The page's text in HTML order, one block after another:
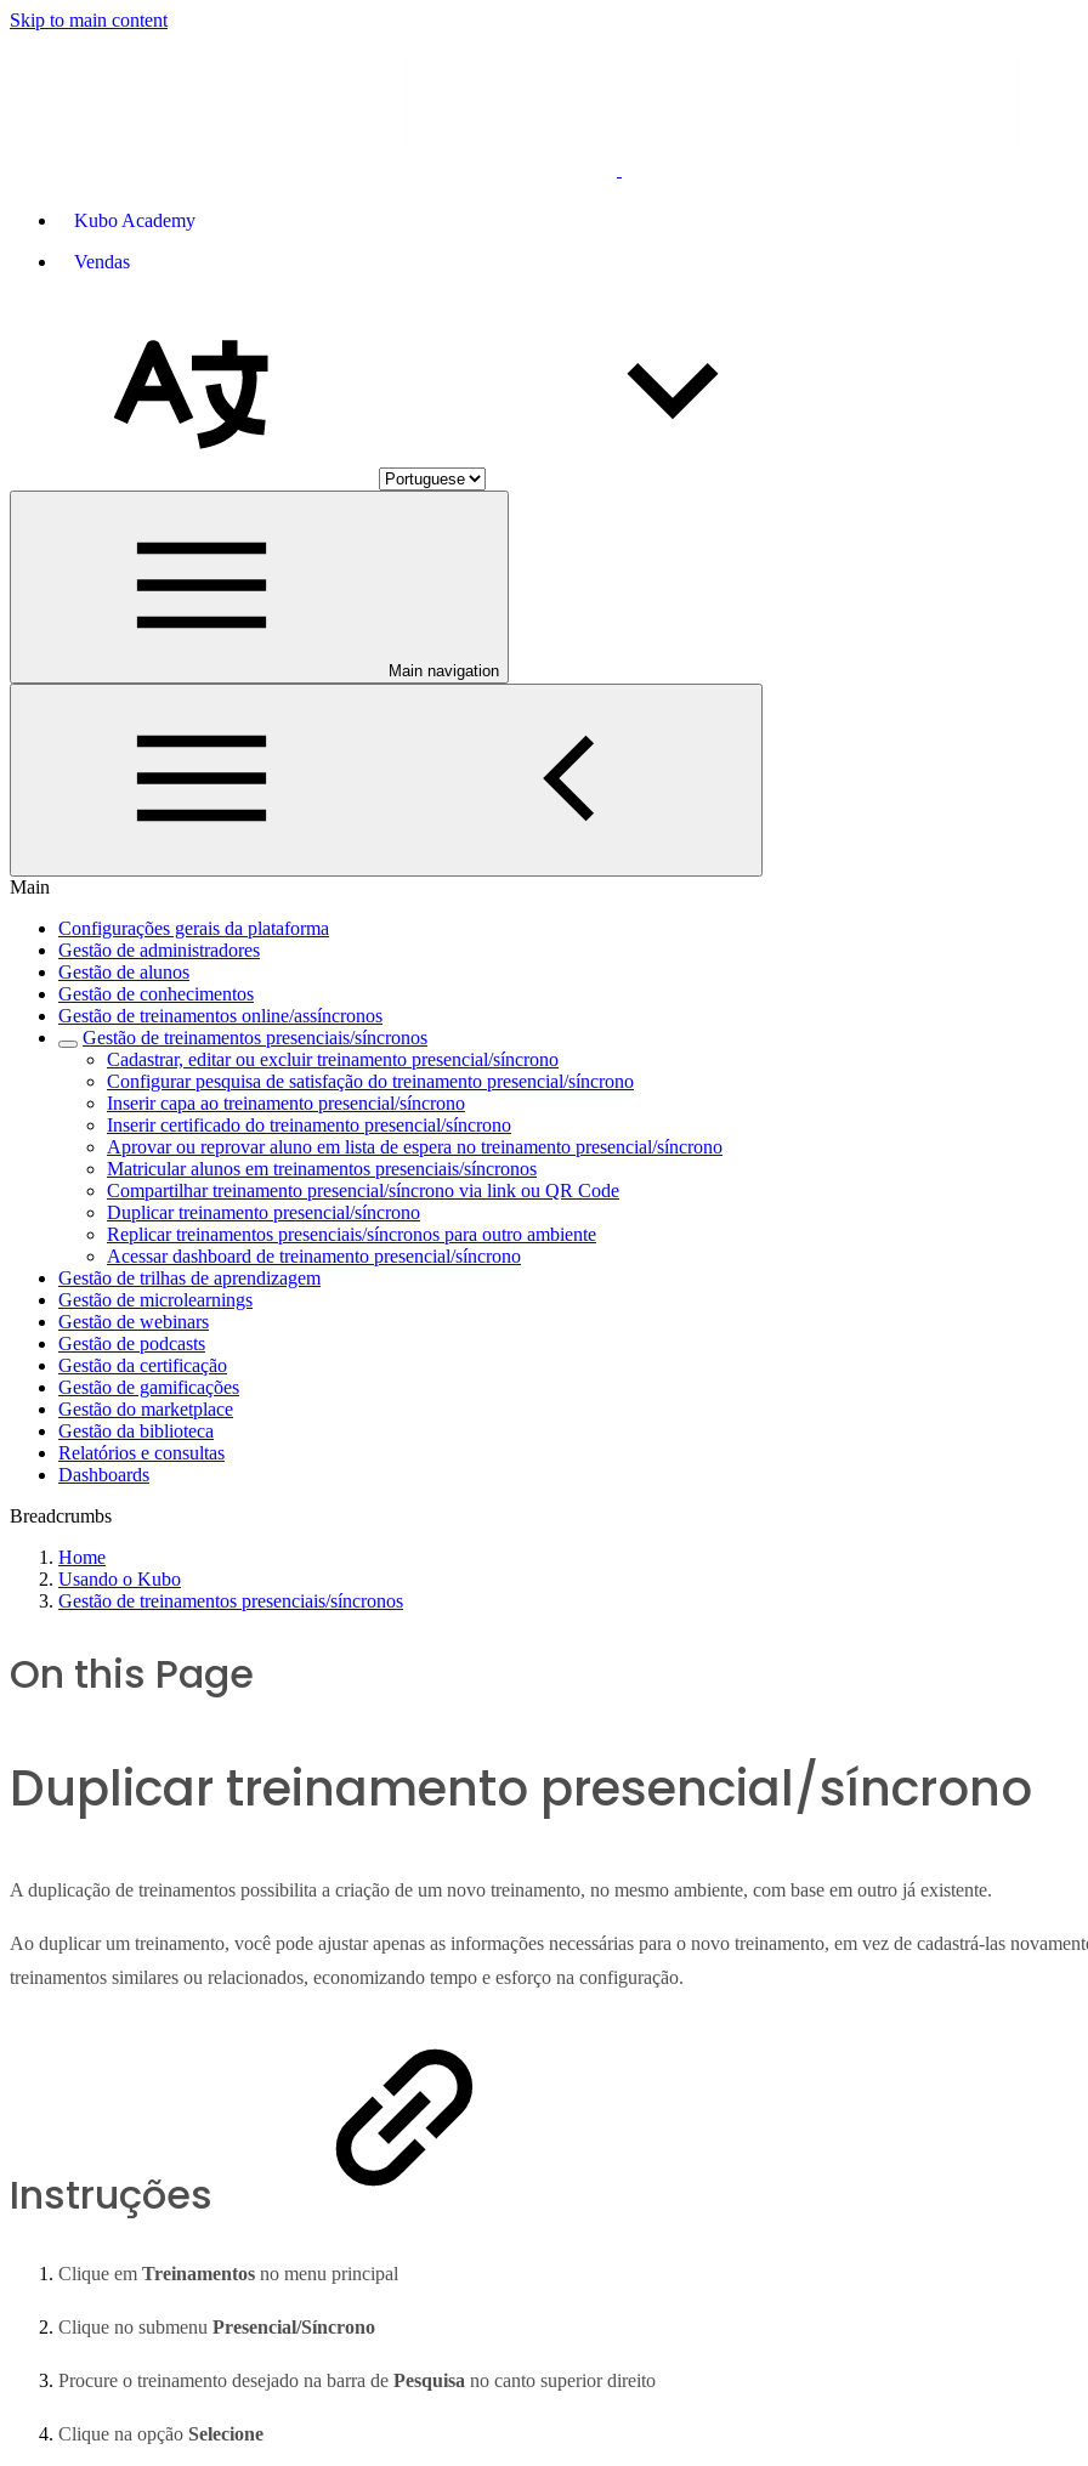
Skip to main content
Kubo Academy
Vendas
Main navigation
Main
Configurações gerais da plataforma
Gestão de administradores
Gestão de alunos
Gestão de conhecimentos
Gestão de treinamentos online/assíncronos
Gestão de treinamentos presenciais/síncronos
Cadastrar, editar ou excluir treinamento presencial/síncrono
Configurar pesquisa de satisfação do treinamento presencial/síncrono
Inserir capa ao treinamento presencial/síncrono
Inserir certificado do treinamento presencial/síncrono
Aprovar ou reprovar aluno em lista de espera no treinamento presencial/síncrono
Matricular alunos em treinamentos presenciais/síncronos
Compartilhar treinamento presencial/síncrono via link ou QR Code
Duplicar treinamento presencial/síncrono
Replicar treinamentos presenciais/síncronos para outro ambiente
Acessar dashboard de treinamento presencial/síncrono
Gestão de trilhas de aprendizagem
Gestão de microlearnings
Gestão de webinars
Gestão de podcasts
Gestão da certificação
Gestão de gamificações
Gestão do marketplace
Gestão da biblioteca
Relatórios e consultas
Dashboards
Breadcrumbs
Home
Usando o Kubo
Gestão de treinamentos presenciais/síncronos
On this Page
Duplicar treinamento presencial/síncrono
A duplicação de treinamentos possibilita a criação de um novo treinamento, no mesmo ambiente, com base em outro já existente.
Ao duplicar um treinamento, você pode ajustar apenas as informações necessárias para o novo treinamento, em vez de cadastrá-las
treinamentos similares ou relacionados, economizando tempo e esforço na configuração.
Instruções
Clique em Treinamentos no menu principal
Clique no submenu Presencial/Síncrono
Procure o treinamento desejado na barra de Pesquisa no canto superior direito
Clique na opção Selecione